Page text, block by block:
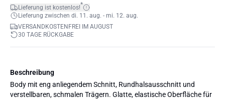
Lieferung ist kostenlos!*
Lieferung zwischen di. 11. aug. - mi. 12. aug.
VERSANDKOSTENFREI IM AUGUST
30 TAGE RÜCKGABE
Beschreibung
Body mit eng anliegendem Schnitt, Rundhalsausschnitt und
verstellbaren, schmalen Trägern. Glatte, elastische Oberfläche für